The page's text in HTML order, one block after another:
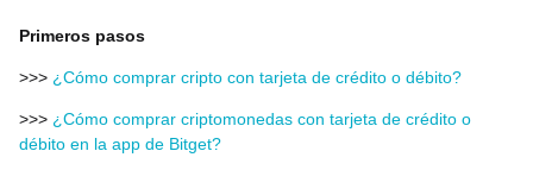
Primeros pasos
>>> ¿Cómo comprar cripto con tarjeta de crédito o débito?
>>> ¿Cómo comprar criptomonedas con tarjeta de crédito o
débito en la app de Bitget?